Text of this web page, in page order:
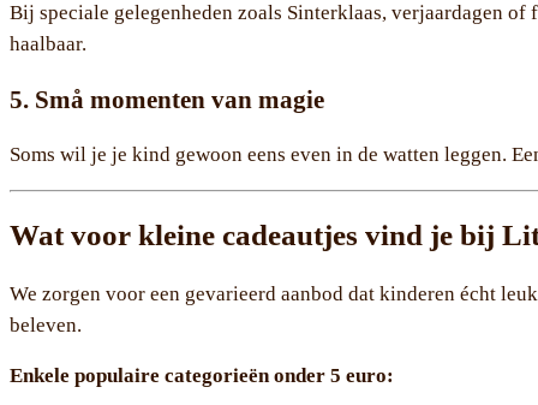
Bij speciale gelegenheden zoals Sinterklaas, verjaardagen
haalbaar.
5. Små momenten van magie
Soms wil je je kind gewoon eens even in de watten leggen.
Wat voor kleine cadeautjes vind je bij
We zorgen voor een gevarieerd aanbod dat kinderen écht
beleven.
Enkele populaire categorieën onder 5 euro: